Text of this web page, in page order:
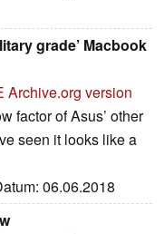
grade’ Macbook
Archive.org version
factor of Asus’ other
seen it looks like a
06.06.2018